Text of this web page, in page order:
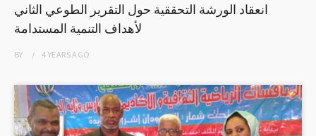
انعقاد الورشة التحققية حول التقرير الطوعي الثاني
لأهداف التنمية المستدامة
BY 4 YEARSAGO